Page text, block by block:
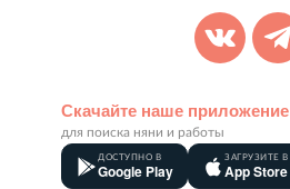
Скачайте наше приложение
для поиска няни и работы
ДОСТУПНО В
Google Play
ЗАГРУЗИТЕ В
App Store